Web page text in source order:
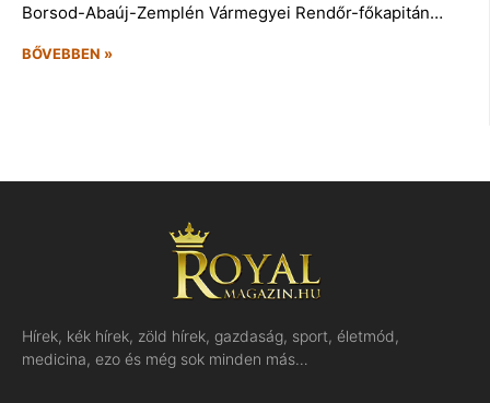
Borsod-Abaúj-Zemplén Vármegyei Rendőr-főkapitán…
BŐVEBBEN »
Hírek, kék hírek, zöld hírek, gazdaság, sport, életmód,
medicina, ezo és még sok minden más…